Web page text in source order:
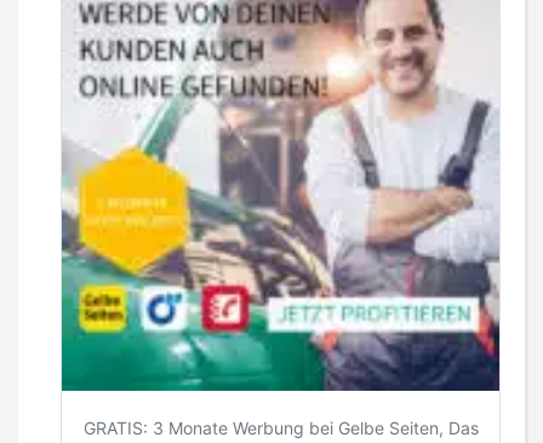
GRATIS: 3 Monate Werbung bei Gelbe Seiten, Das